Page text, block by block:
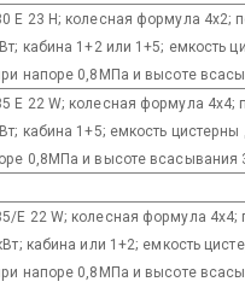
E 23 H; колесная формула 4х2;
кабина 1+2 или 1+5; емкость
напоре 0,8МПа и высоте
E 22 W; колесная формула 4х4;
кабина 1+5; емкость
0,8МПа и высоте всасывания
E 22 W; колесная формула 4х4;
кабина или 1+2; емкость
напоре 0,8МПа и высоте